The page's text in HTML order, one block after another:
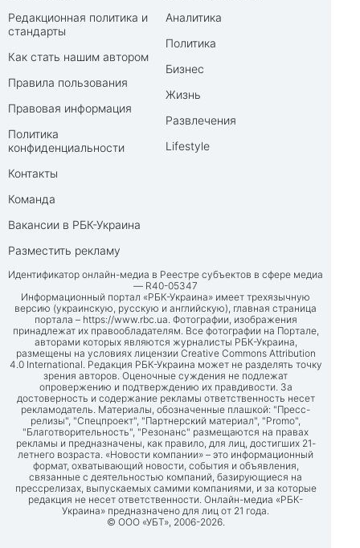
Редакционная политика и
стандарты
Как стать нашим автором
Правила пользования
Правовая информация
Политика
конфиденциальности
Контакты
Команда
Вакансии в РБК-Украина
Разместить рекламу
Аналитика
Политика
Бизнес
Жизнь
Развлечения
Lifestyle
Идентификатор онлайн-медиа в Реестре субъектов в сфере медиа
— R40-05347
Информационный портал «РБК-Украина» имеет трехязычную
версию (украинскую, русскую и английскую), главная страница
портала – https://www.rbc.ua. Фотографии, изображения
принадлежат их правообладателям. Все фотографии на Портале,
авторами которых являются журналисты РБК-Украина,
размещены на условиях лицензии Creative Commons Attribution
4.0 International. Редакция РБК-Украина может не разделять точку
зрения авторов. Оценочные суждения не подлежат
опровержению и подтверждению их правдивости. За
достоверность и содержание рекламы ответственность несет
рекламодатель. Материалы, обозначенные плашкой: "Пресс-
релизы", "Спецпроект", "Партнерский материал", "Promo",
"Благотворительность", "Резонанс" размещаются на правах
рекламы и предназначены, как правило, для лиц, достигших 21-
летнего возраста. «Новости компании» – это информационный
формат, охватывающий новости, события и объявления,
связанные с деятельностью компаний, базирующиеся на
прессрелизах, выпускаемых самими компаниями, и за которые
редакция не несет ответственности. Онлайн-медиа «РБК-
Украина» предназначено для лиц от 21 года.
© ООО «УБТ», 2006-2026.